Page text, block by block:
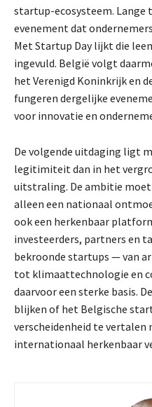
startup-ecosysteem.
evenement dat
Met Startup Day lijkt die
ingevuld. België volgt
het Verenigd Koninkrijk en
fungeren dergelijke
voor innovatie en
De volgende uitdaging ligt
legitimiteit dan in het
uitstraling. De ambitie
alleen een nationaal
ook een herkenbaar
investeerders, partners en
bekroonde startups — van
tot klimaattechnologie en
daarvoor een sterke basis.
blijken of het Belgische
verscheidenheid te vertalen
internationaal herkenbaar